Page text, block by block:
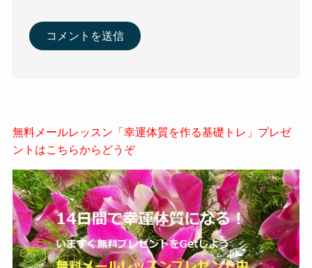
無料メールレッスン「幸運体質を作る基礎トレ」プレゼ
ントはこちらからどうぞ